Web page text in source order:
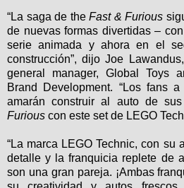
“La saga de the Fast & Furious
de nuevas formas divertidas –
serie animada y ahora en el
construcción”, dijo Joe
general manager, Global Toys
Brand Development. “Los fans
amarán construir al auto de
Furious con este set de LEGO
“La marca LEGO Technic, con su
detalle y la franquicia replete de
son una gran pareja. ¡Ambas